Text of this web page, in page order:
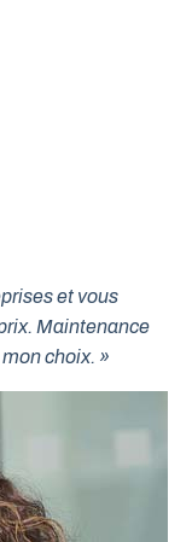
et vous
Maintenance
choix. »